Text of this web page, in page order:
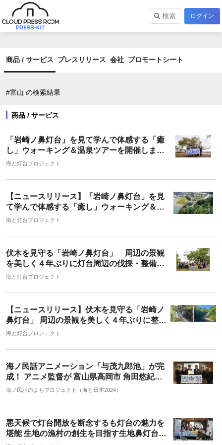
検索 ログイン
商品 / サービス プレスリリース 会社 プロモートシート
#富山 の検索結果
商品 / サービス
「岩崎ノ鼻灯台」を見て学んで体感する「癒
し」ウォーキング＆温泉ツアーを開催しまし
た！
海と灯台プロジェクト
【ニュースリリース】「岩崎ノ鼻灯台」を見
て学んで体感する「癒し」ウォーキング＆温
泉ツアーを開催！
海と灯台プロジェクト
伏木を見守る「岩崎ノ鼻灯台」 周辺の景観
を美しく４年ぶりに灯台周辺の伐採・整備に
のべ106人が参加！
海と灯台プロジェクト
【ニュースリリース】伏木を見守る「岩崎ノ
鼻灯台」 周辺の景観を美しく４年ぶりに整
備・伐採事業を実施！
海と灯台プロジェクト
海ノ民話アニメーション「与茂九郎池」が完
成！ アニメ監督が 富山県高岡市 角田悠紀市
長を表敬訪問し 「海ノ民話のまち」に認定
小学生を対象とした上映会を実施
海ノ民話のまちプロジェクト（海と日本2024）
悪天候で灯台開放を断念するも灯台の魅力を
堪能 生地の漁村の創生を目指す生地鼻灯台マ